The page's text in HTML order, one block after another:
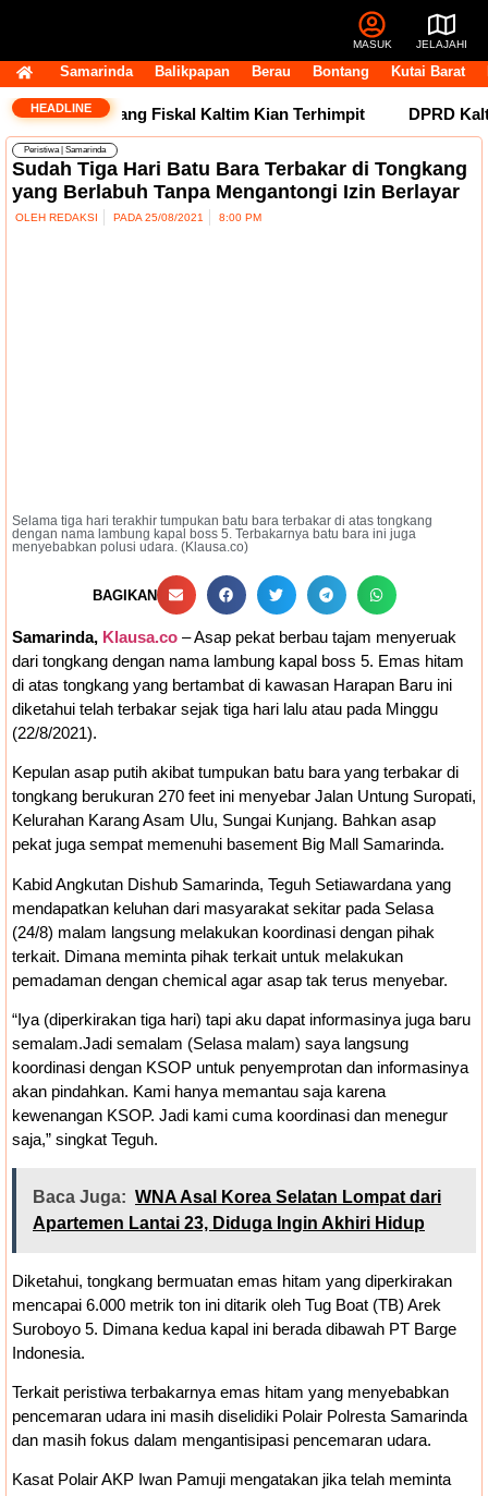
MASUK JELAJAHI
Samarinda Balikpapan Berau Bontang Kutai Barat
HEADLINERuang Fiskal Kaltim Kian Terhimpit DPRD
Peristiwa| Samarinda
Sudah Tiga Hari Batu Bara Terbakar di Tongkang
yang Berlabuh Tanpa Mengantongi Izin Berlayar
OLEH REDAKSI PADA 25/08/2021 8:00 PM
Selama tiga hari terakhir tumpukan batu bara terbakar di atas tongkang
dengan nama lambung kapal boss 5. Terbakarnya batu bara ini juga
menyebabkan polusi udara. (Klausa.co)
BAGIKAN
Samarinda, Klausa.co – Asap pekat berbau tajam menyeruak
dari tongkang dengan nama lambung kapal boss 5. Emas hitam
di atas tongkang yang bertambat di kawasan Harapan Baru ini
diketahui telah terbakar sejak tiga hari lalu atau pada Minggu
(22/8/2021).
Kepulan asap putih akibat tumpukan batu bara yang terbakar di
tongkang berukuran 270 feet ini menyebar Jalan Untung Suropati,
Kelurahan Karang Asam Ulu, Sungai Kunjang. Bahkan asap
pekat juga sempat memenuhi basement Big Mall Samarinda.
Kabid Angkutan Dishub Samarinda, Teguh Setiawardana yang
mendapatkan keluhan dari masyarakat sekitar pada Selasa
(24/8) malam langsung melakukan koordinasi dengan pihak
terkait. Dimana meminta pihak terkait untuk melakukan
pemadaman dengan chemical agar asap tak terus menyebar.
“Iya (diperkirakan tiga hari) tapi aku dapat informasinya juga baru
semalam.Jadi semalam (Selasa malam) saya langsung
koordinasi dengan KSOP untuk penyemprotan dan informasinya
akan pindahkan. Kami hanya memantau saja karena
kewenangan KSOP. Jadi kami cuma koordinasi dan menegur
saja,” singkat Teguh.
Baca Juga: WNA Asal Korea Selatan Lompat dari
Apartemen Lantai 23, Diduga Ingin Akhiri Hidup
Diketahui, tongkang bermuatan emas hitam yang diperkirakan
mencapai 6.000 metrik ton ini ditarik oleh Tug Boat (TB) Arek
Suroboyo 5. Dimana kedua kapal ini berada dibawah PT Barge
Indonesia.
Terkait peristiwa terbakarnya emas hitam yang menyebabkan
pencemaran udara ini masih diselidiki Polair Polresta Samarinda
dan masih fokus dalam mengantisipasi pencemaran udara.
Kasat Polair AKP Iwan Pamuji mengatakan jika telah meminta